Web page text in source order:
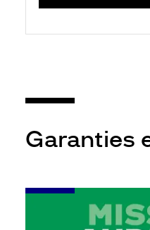
Garanties
-